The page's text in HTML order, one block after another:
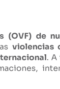
(OVF) de
violencias
. A